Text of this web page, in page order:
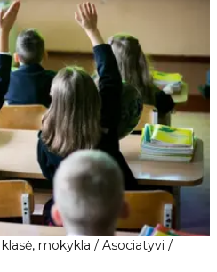
mokykla / Asociatyvi /